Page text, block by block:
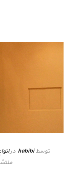
توسط habibi در